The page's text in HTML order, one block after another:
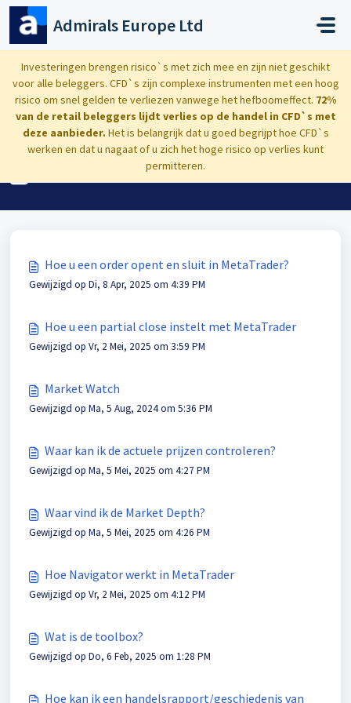
Doorgaan naar hoofdinhoud
Admirals Europe Ltd
Investeringen brengen risico`s met zich mee en zijn niet geschikt
voor alle beleggers. CFD`s zijn complexe instrumenten met een hoog
risico om snel gelden te verliezen vanwege het hefboomeffect. 72%
van de retail beleggers lijdt verlies op de handel in CFD`s met
deze aanbieder. Het is belangrijk dat u goed begrijpt hoe CFD`s
werken en dat u nagaat of u zich het hoge risico op verlies kunt
permitteren.
Startpagina Kennisbank
MetaTrader
Platform opties
Platform opties (13)
Hoe u een order opent en sluit in MetaTrader?
Gewijzigd op Di, 8 Apr, 2025 om 4:39 PM
Hoe u een partial close instelt met MetaTrader
Gewijzigd op Vr, 2 Mei, 2025 om 3:59 PM
Market Watch
Gewijzigd op Ma, 5 Aug, 2024 om 5:36 PM
Waar kan ik de actuele prijzen controleren?
Gewijzigd op Ma, 5 Mei, 2025 om 4:27 PM
Waar vind ik de Market Depth?
Gewijzigd op Ma, 5 Mei, 2025 om 4:26 PM
Hoe Navigator werkt in MetaTrader
Gewijzigd op Vr, 2 Mei, 2025 om 4:12 PM
Wat is de toolbox?
Gewijzigd op Do, 6 Feb, 2025 om 1:28 PM
Hoe kan ik een handelsrapport/geschiedenis van